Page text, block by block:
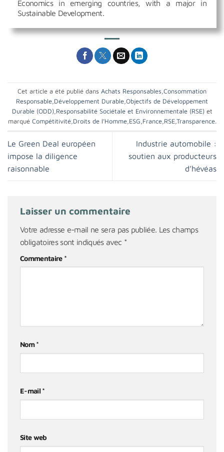
Economics in emerging countries, with a major in
Sustainable Development.
Cet article a été publié dans Achats Responsables Consommation
Responsable Développement Durable Objectifs de Développement
Durable (ODD), Responsabilité Sociétale et Environnementale (RSE)et
marqué Compétitivité, Droits de l’Homme, ESG France, RSE, Transparence.
Le Green Deal européen
impose la diligence
raisonnable
Industrie automobile :
soutien aux producteurs
d’hévéas
Laisser un commentaire
Votre adresse e-mail ne sera pas publiée. Les champs
obligatoires sont indiqués avec *
Commentaire *
Nom*
E-mail *
Site web